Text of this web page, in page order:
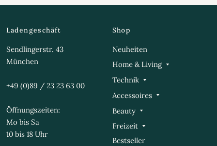
Ladengeschäft
Sendlingerstr. 43
München
+49 (0)89 / 23 23 63 00
Öffnungszeiten:
Mo bis Sa
10 bis 18 Uhr
Shop
Neuheiten
Home & Living
Technik
Accessoires
Beauty
Freizeit
Bestseller